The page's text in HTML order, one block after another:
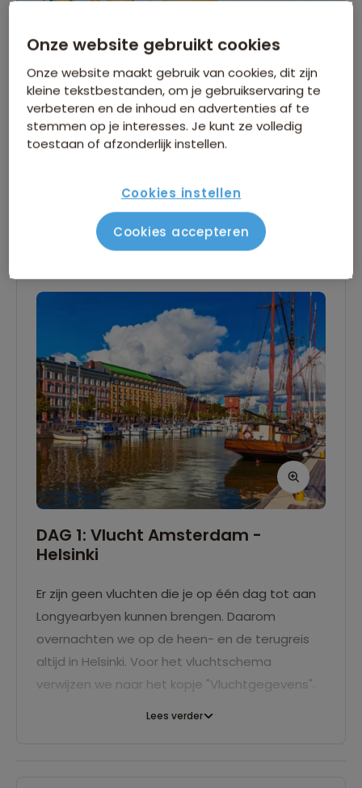
DAG 1: Vlucht Amsterdam -
Helsinki
Er zijn geen vluchten die je op één dag tot aan
Longyearbyen kunnen brengen. Daarom
overnachten we op de heen- en de terugreis
altijd in Helsinki. Voor het vluchtschema
verwijzen we naar het kopje "Vluchtgegevens".
Lees verder
Onze website gebruikt cookies
Onze website maakt gebruik van cookies, dit zijn
kleine tekstbestanden, om je gebruikservaring te
verbeteren en de inhoud en advertenties af te
stemmen op je interesses. Je kunt ze volledig
toestaan of afzonderlijk instellen.
Cookies instellen
Cookies accepteren